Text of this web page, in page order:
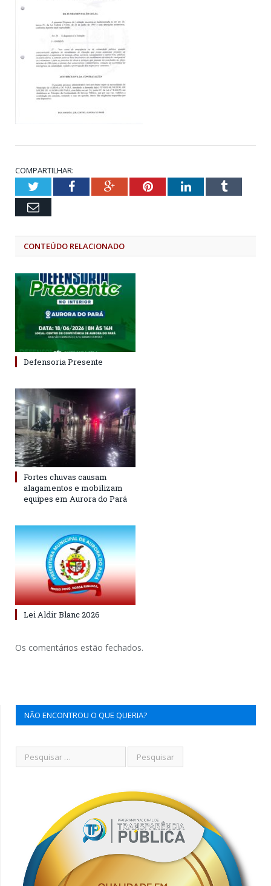
COMPARTILHAR:
TwitterFacebookGoogle+PinterestLinkedInTumblr
Email
CONTEÚDO RELACIONADO
Defensoria Presente
Fortes chuvas causam
alagamentos e mobilizam
equipes em Aurora do Pará
Lei Aldir Blanc 2026
Os comentários estão fechados.
NÃO ENCONTROU O QUE QUERIA?